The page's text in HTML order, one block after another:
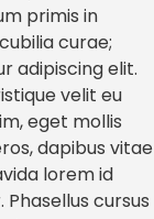
primis in
curae;
adipiscing elit.
velit eu
eget mollis
dapibus vitae
lorem id
cursus